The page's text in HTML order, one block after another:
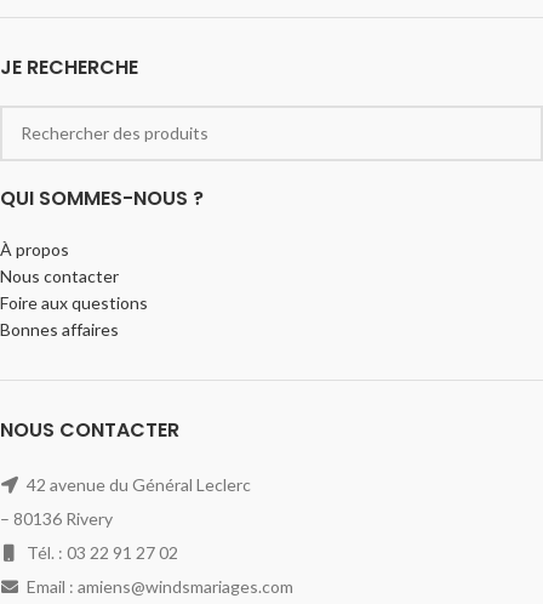
JE RECHERCHE
QUI SOMMES-NOUS ?
À propos
Nous contacter
Foire aux questions
Bonnes affaires
NOUS CONTACTER
42 avenue du Général Leclerc
– 80136 Rivery
Tél. : 03 22 91 27 02
Email : amiens@windsmariages.com